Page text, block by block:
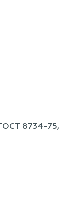
8734-75,